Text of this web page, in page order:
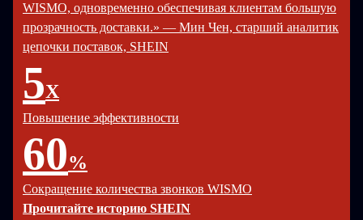
WISMO, одновременно обеспечивая клиентам большую
прозрачность доставки.» — Мин Чен, старший аналитик
цепочки поставок, SHEIN
5X
Повышение эффективности
60%
Сокращение количества звонков WISMO
Прочитайте историю SHEIN